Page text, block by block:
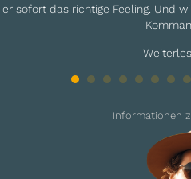
er sofort das richtige Feeling. Und
Informationen